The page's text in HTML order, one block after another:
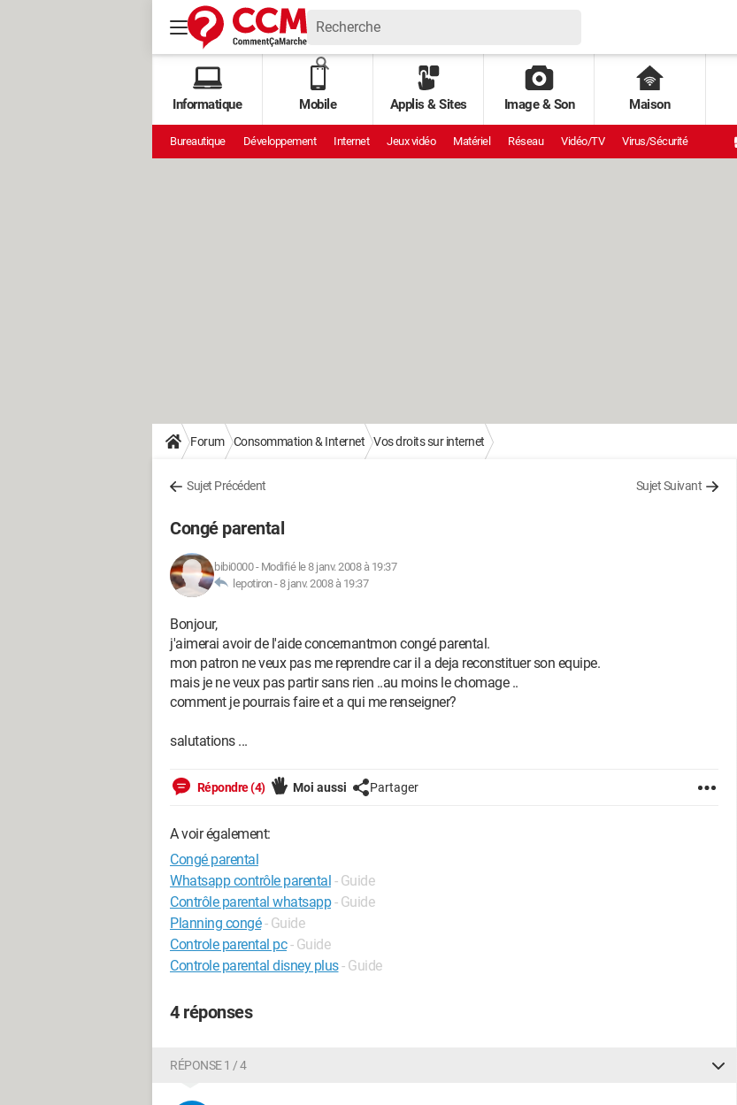
Informatique Mobile Applis & Sites Image & Son Maison
Bureautique Développement Internet Jeux vidéo Matériel Réseau Vidéo/TV Virus/Sécurité
Forum Consommation & Internet Vos droits sur internet
Sujet Précédent Sujet Suivant
Congé parental
bibi0000- Modifié le 8 janv. 2008 à 19:37
lepotiron -8 janv. 2008 à 19:37
Bonjour,
j'aimerai avoir de l'aide concernantmon congé parental.
mon patron ne veux pas me reprendre car il a deja reconstituer son equipe.
mais je ne veux pas partir sans rien ..au moins le chomage ..
comment je pourrais faire et a qui me renseigner?
salutations ...
Répondre (4) Moi aussi Partager
A voir également:
Congé parental
Whatsapp contrôle parental - Guide
Contrôle parental whatsapp - Guide
Planning congé - Guide
Controle parental pc - Guide
Controle parental disney plus- Guide
4 réponses
RÉPONSE 1 / 4